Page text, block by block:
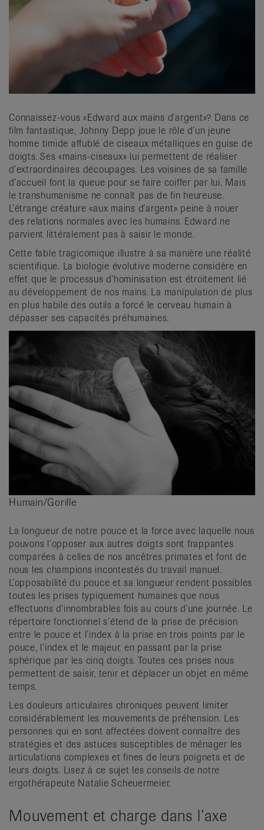
Connaissez-vous «Edward aux mains d’argent»? Dans ce
film fantastique, Johnny Depp joue le rôle d’un jeune
homme timide affublé de ciseaux métalliques en guise de
doigts. Ses «mains-ciseaux» lui permettent de réaliser
d’extraordinaires découpages. Les voisines de sa famille
d’accueil font la queue pour se faire coiffer par lui. Mais
le transhumanisme ne connaît pas de fin heureuse.
L’étrange créature «aux mains d’argent» peine à nouer
des relations normales avec les humains. Edward ne
parvient littéralement pas à saisir le monde.
Cette fable tragicomique illustre à sa manière une réalité
scientifique. La biologie évolutive moderne considère en
effet que le processus d’hominisation est étroitement lié
au développement de nos mains. La manipulation de plus
en plus habile des outils a forcé le cerveau humain à
dépasser ses capacités préhumaines.
Humain/Gorille
La longueur de notre pouce et la force avec laquelle nous
pouvons l’opposer aux autres doigts sont frappantes
comparées à celles de nos ancêtres primates et font de
nous les champions incontestés du travail manuel.
L’opposabilité du pouce et sa longueur rendent possibles
toutes les prises typiquement humaines que nous
effectuons d’innombrables fois au cours d’une journée. Le
répertoire fonctionnel s’étend de la prise de précision
entre le pouce et l’index à la prise en trois points par le
pouce, l’index et le majeur, en passant par la prise
sphérique par les cinq doigts. Toutes ces prises nous
permettent de saisir, tenir et déplacer un objet en même
temps.
Les douleurs articulaires chroniques peuvent limiter
considérablement les mouvements de préhension. Les
personnes qui en sont affectées doivent connaître des
stratégies et des astuces susceptibles de ménager les
articulations complexes et fines de leurs poignets et de
leurs doigts. Lisez à ce sujet les conseils de notre
ergothérapeute Natalie Scheuermeier.
Mouvement et charge dans l’axe